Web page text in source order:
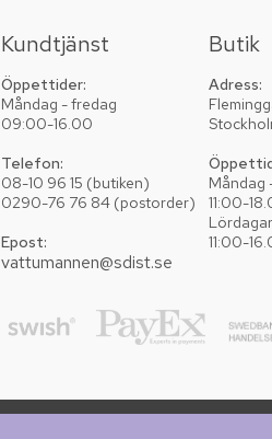
Kundtjänst
Öppettider:
Måndag - fredag
09:00-16.00
Telefon:
08-10 96 15 (butiken)
0290-76 76 84 (postorder)
Epost:
vattumannen@sdist.se
Butik
Adress:
Måndag
11:00-
Lördagar
11:00-